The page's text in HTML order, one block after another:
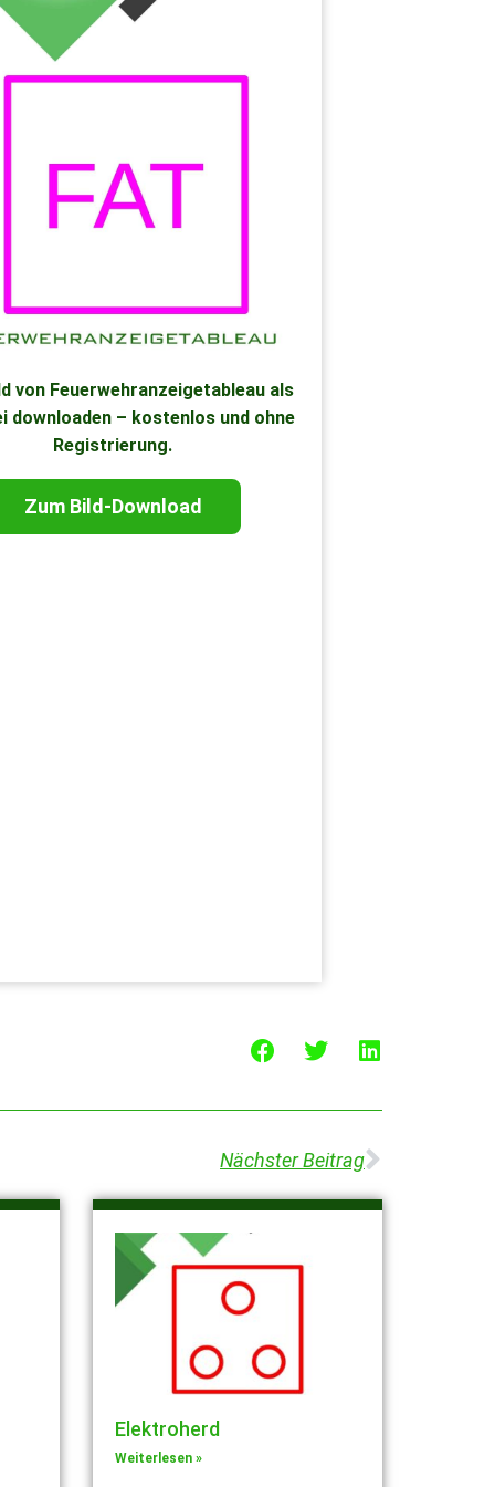
von Feuerwehranzeigetableau als
downloaden – kostenlos und ohne
Registrierung.
Zum Bild-Download
Nächster Beitrag
Elektroherd
Weiterlesen »